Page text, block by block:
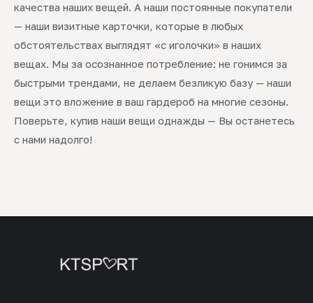
качества наших вещей. А наши постоянные покупатели
— наши визитные карточки, которые в любых
обстоятельствах выглядят «с иголочки» в наших
вещах. Мы за осознанное потребление: не гонимся за
быстрыми трендами, не делаем безликую базу — наши
вещи это вложение в ваш гардероб на многие сезоны.
Поверьте, купив наши вещи однажды — Вы останетесь
с нами надолго!